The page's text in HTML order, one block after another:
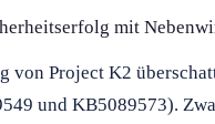
mit
von Project K2
und KB5089573).